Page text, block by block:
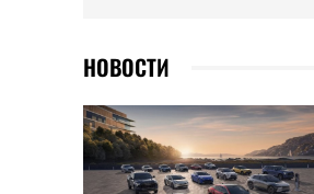
НОВОСТИ